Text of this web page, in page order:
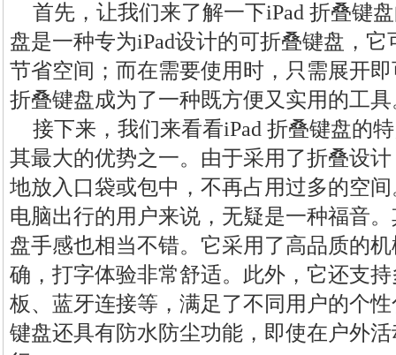
首先，让我们来了解一下iPad 折叠键
盘是一种专为iPad设计的可折叠键盘，
节省空间；而在需要使用时，只需展开
折叠键盘成为了一种既方便又实用的工具
接下来，我们来看看iPad 折叠键盘的
其最大的优势之一。由于采用了折叠设
地放入口袋或包中，不再占用过多的空
电脑出行的用户来说，无疑是一种福音
盘手感也相当不错。它采用了高品质的
确，打字体验非常舒适。此外，它还支
板、蓝牙连接等，满足了不同用户的个
键盘还具有防水防尘功能，即使在户外